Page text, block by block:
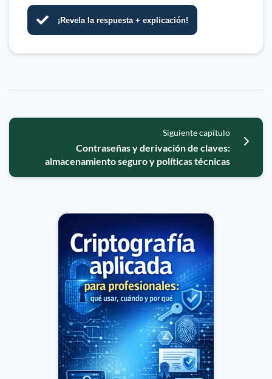
¡Revela la respuesta + explicación!
Siguiente capítulo
Contraseñas y derivación de claves:
almacenamiento seguro y políticas técnicas